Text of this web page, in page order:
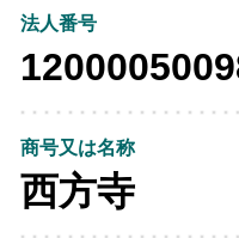
法人番号
商号又は名称
西方寺